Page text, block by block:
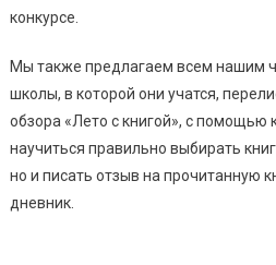
конкурсе.
Мы также предлагаем всем нашим
школы, в которой они учатся,
обзора «Лето с книгой», с помощью
научиться правильно выбирать
но и писать отзыв на прочитанную
дневник.